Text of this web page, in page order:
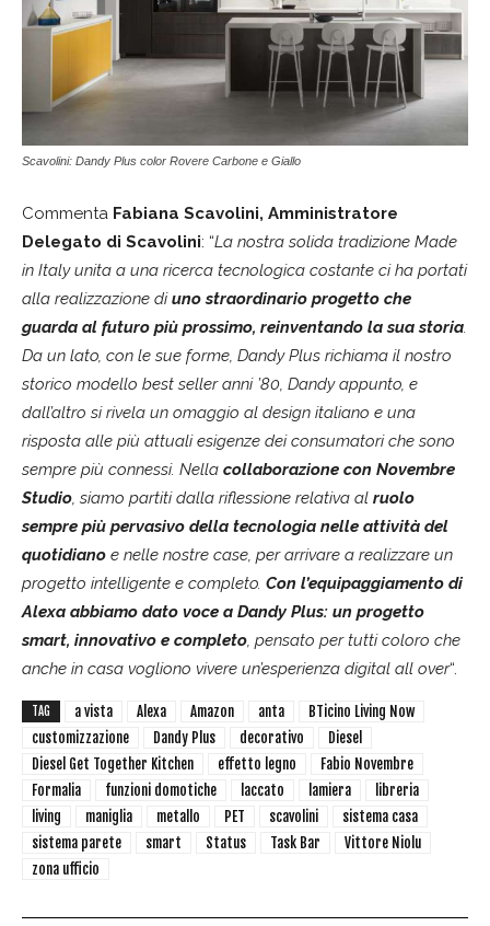
Scavolini: Dandy Plus color Rovere Carbone e Giallo
Commenta Fabiana Scavolini, Amministratore
Delegato di Scavolini: “La nostra solida tradizione Made
in Italy unita a una ricerca tecnologica costante ci ha portati
alla realizzazione diuno straordinario progetto che
guarda al futuro più prossimo, reinventando la sua storia.
Da un lato, con le sue forme, Dandy Plus richiama il nostro
storico modello best seller anni ’80, Dandy appunto, e
dall’altro si rivela un omaggio al design italiano e una
risposta alle più attuali esigenze dei consumatori che sono
sempre più connessi. Nella collaborazione con Novembre
Studio, siamo partiti dalla riflessione relativa al ruolo
sempre più pervasivo della tecnologia nelle attività del
quotidiano e nelle nostre case, per arrivare a realizzare un
progetto intelligente e completo. Con l’equipaggiamento di
Alexa abbiamo dato voce a Dandy Plus: un progetto
smart, innovativo e completo, pensato per tutti coloro che
anche in casa vogliono vivere un’esperienza digital all over“.
TAG a vista Alexa Amazon anta
BTicino Living Now
customizzazione
Dandy Plus decorativo
Diesel
Diesel Get Together Kitchen
effetto legno
Fabio Novembre
Formalia
funzioni domotiche laccato lamiera
libreria
living
maniglia metallo PET scavolini
sistema casa
sistema parete
smart Status Task Bar
Vittore Niolu
zona ufficio